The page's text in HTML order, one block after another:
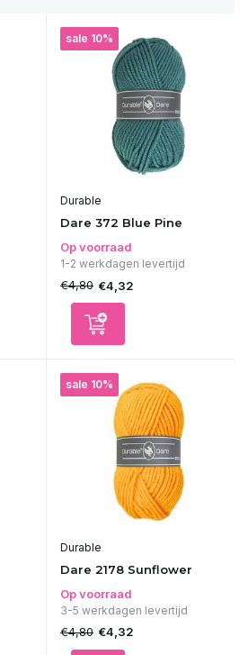
sale 10%
Durable
Dare 372 Blue Pine
Op voorraad
1-2 werkdagen levertijd
€4,80 €4,32
sale 10%
Durable
Dare 2178 Sunflower
Op voorraad
3-5 werkdagen levertijd
€4,80 €4,32